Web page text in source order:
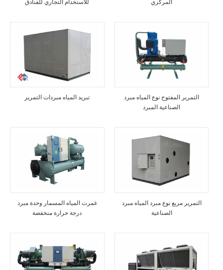
للاستخدام التجاري للفنادق
المركزي
تبريد المياه مبردات التمرير
التمرير المفتوح نوع المياه مبرد
الصناعية المبرد
غمرت المياه المسمار وحدة مبرد
درجة حرارة منخفضة
التمرير مربع نوع مبرد المياه مبرد
الصناعية